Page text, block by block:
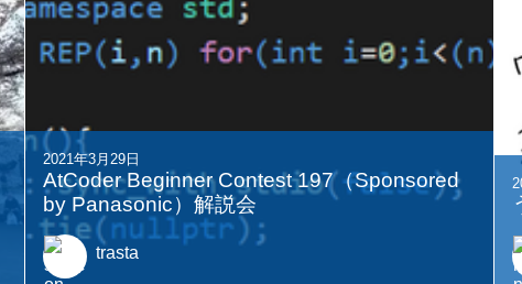
2021年3月29日
AtCoder Beginner Contest 197（Sponsored
by Panasonic）解説会
trasta